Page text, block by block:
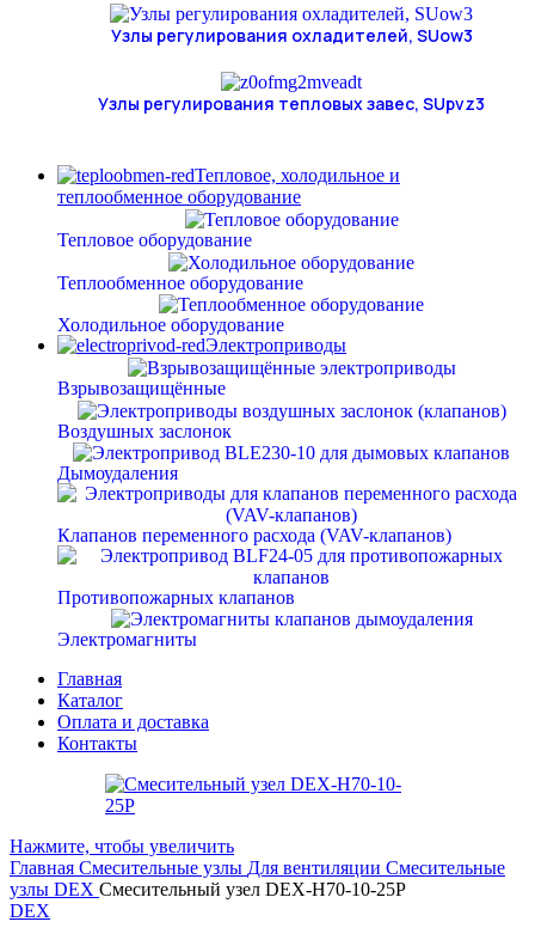
Узлы регулирования охладителей, SUow3
Узлы регулирования тепловых завес, SUpvz3
Тепловое, холодильное и
теплообменное оборудование
Тепловое оборудование
Теплообменное оборудование
Холодильное оборудование
Электроприводы
Взрывозащищённые
Воздушных заслонок
Дымоудаления
Клапанов переменного расхода (VAV-клапанов)
Противопожарных клапанов
Электромагниты
Главная
Каталог
Оплата и доставка
Контакты
Нажмите, чтобы увеличить
Главная Смесительные узлы Для вентиляции Смесительные
узлы DEX Смесительный узел DEX-H70-10-25P
DEX